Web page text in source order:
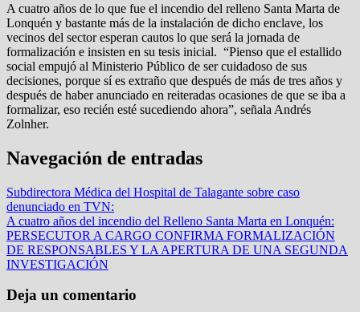
A cuatro años de lo que fue el incendio del relleno Santa Marta de
Lonquén y bastante más de la instalación de dicho enclave, los
vecinos del sector esperan cautos lo que será la jornada de
formalización e insisten en su tesis inicial. “Pienso que el estallido
social empujó al Ministerio Público de ser cuidadoso de sus
decisiones, porque sí es extraño que después de más de tres años y
después de haber anunciado en reiteradas ocasiones de que se iba a
formalizar, eso recién esté sucediendo ahora”, señala Andrés
Zolnher.
Navegación de entradas
Subdirectora Médica del Hospital de Talagante sobre caso
denunciado en TVN:
A cuatro años del incendio del Relleno Santa Marta en Lonquén:
PERSECUTOR A CARGO CONFIRMA FORMALIZACIÓN
DE RESPONSABLES Y LA APERTURA DE UNA SEGUNDA
INVESTIGACIÓN
Deja un comentario